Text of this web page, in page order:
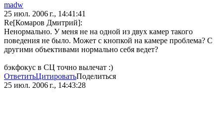
madw
25 июл. 2006 г., 14:41:41
Re[Комаров Дмитрий]:
Ненормально. У меня не на одной из двух камер такого
поведения не было. Может с кнопкой на камере проблема? С
другими объективами нормально себя ведет?
бэкфокус в СЦ точно вылечат :)
ОтветитьЦитироватьПоделиться
25 июл. 2006 г., 14:43:28